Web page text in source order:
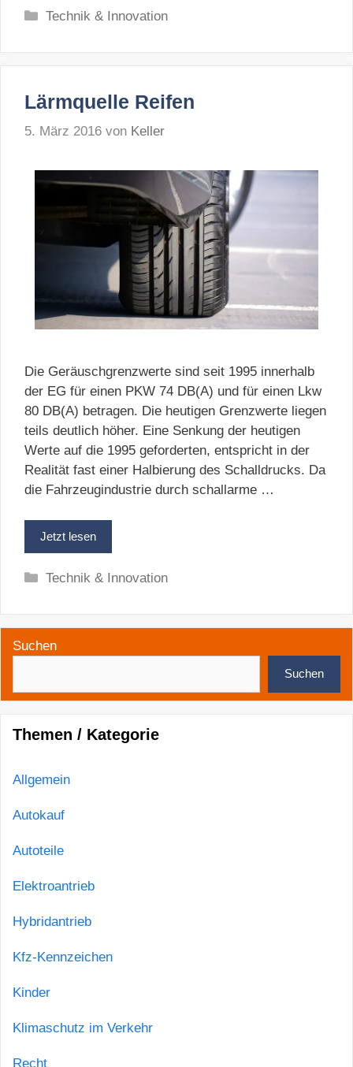
Kategorien
Technik & Innovation
Lärmquelle Reifen
5. März 2016 von Keller
Die Geräuschgrenzwerte sind seit 1995 innerhalb
der EG für einen PKW 74 DB(A) und für einen Lkw
80 DB(A) betragen. Die heutigen Grenzwerte liegen
teils deutlich höher. Eine Senkung der heutigen
Werte auf die 1995 geforderten, entspricht in der
Realität fast einer Halbierung des Schalldrucks. Da
die Fahrzeugindustrie durch schallarme …
Jetzt lesen
Kategorien
Technik & Innovation
Suchen
Suchen
Themen / Kategorie
Allgemein
Autokauf
Autoteile
Elektroantrieb
Hybridantrieb
Kfz-Kennzeichen
Kinder
Klimaschutz im Verkehr
Recht